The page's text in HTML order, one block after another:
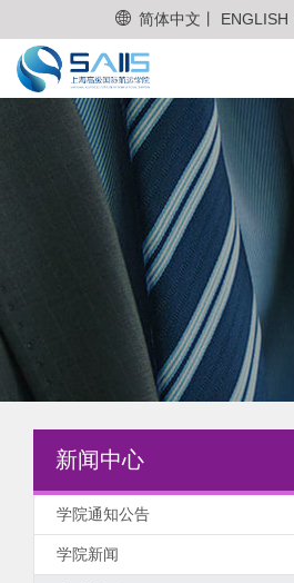
简体中文丨 ENGLISH丨
新闻中心
学院通知公告
学院新闻